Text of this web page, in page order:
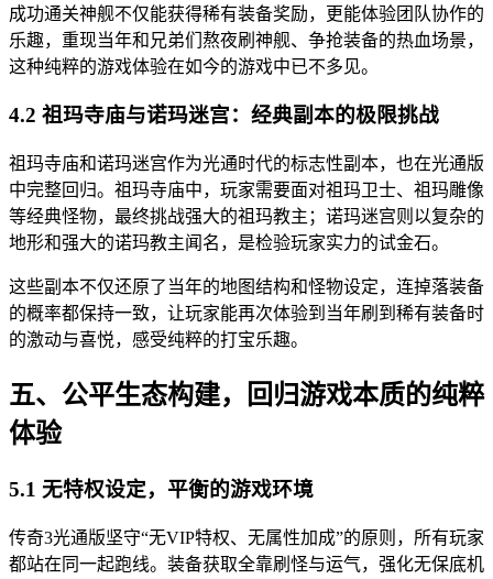
成功通关神舰不仅能获得稀有装备奖励，更能体验团队协作的
乐趣，重现当年和兄弟们熬夜刷神舰、争抢装备的热血场景，
这种纯粹的游戏体验在如今的游戏中已不多见。
4.2 祖玛寺庙与诺玛迷宫：经典副本的极限挑战
祖玛寺庙和诺玛迷宫作为光通时代的标志性副本，也在光通版
中完整回归。祖玛寺庙中，玩家需要面对祖玛卫士、祖玛雕像
等经典怪物，最终挑战强大的祖玛教主；诺玛迷宫则以复杂的
地形和强大的诺玛教主闻名，是检验玩家实力的试金石。
这些副本不仅还原了当年的地图结构和怪物设定，连掉落装备
的概率都保持一致，让玩家能再次体验到当年刷到稀有装备时
的激动与喜悦，感受纯粹的打宝乐趣。
五、公平生态构建，回归游戏本质的纯粹
体验
5.1 无特权设定，平衡的游戏环境
传奇3光通版坚守“无VIP特权、无属性加成”的原则，所有玩家
都站在同一起跑线。装备获取全靠刷怪与运气，强化无保底机